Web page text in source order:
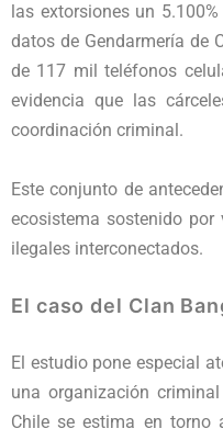
las extorsiones un
datos de Gendarmería de
de 117 mil teléfonos
evidencia que las
coordinación criminal.
Este conjunto de
ecosistema sostenido por
ilegales interconectados.
El caso del Clan
El estudio pone especial
una organización
Chile se estima en torno